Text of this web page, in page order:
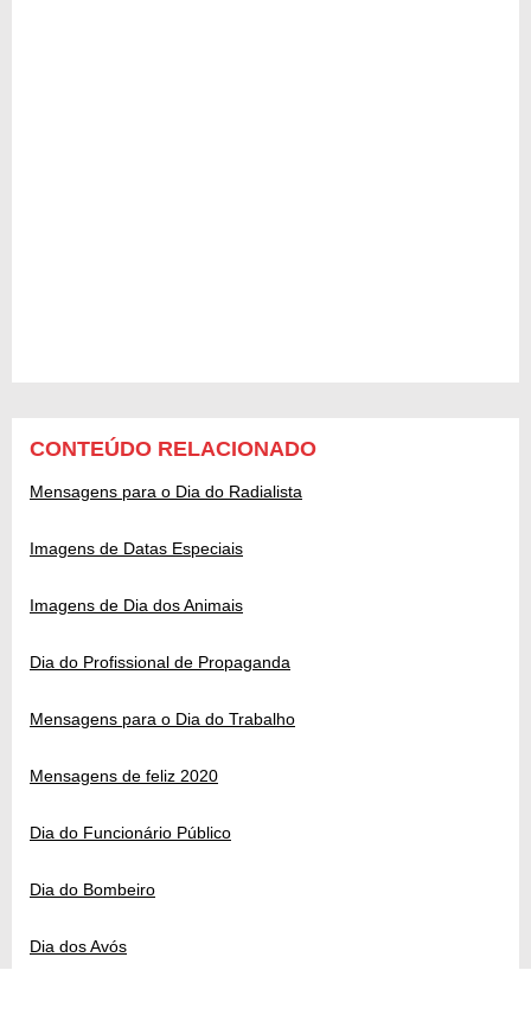
CONTEÚDO RELACIONADO
Mensagens para o Dia do Radialista
Imagens de Datas Especiais
Imagens de Dia dos Animais
Dia do Profissional de Propaganda
Mensagens para o Dia do Trabalho
Mensagens de feliz 2020
Dia do Funcionário Público
Dia do Bombeiro
Dia dos Avós